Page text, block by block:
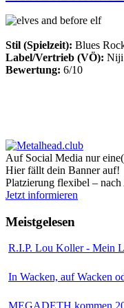
Stil (Spielzeit): Blues
Label/Vertrieb (VÖ): Niji
Bewertung: 6/10
Auf Social Media nur
Hier fällt dein Banner auf!
Platzierung flexibel – nach
Jetzt informieren
Meistgelesen
R.I.P. Lou Koller - Mein
In Wacken, auf Wacken